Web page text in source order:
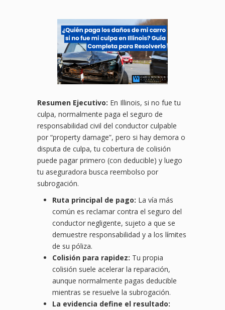
Resumen Ejecutivo: En Illinois, si no fue tu
culpa, normalmente paga el seguro de
responsabilidad civil del conductor culpable
por “property damage”, pero si hay demora o
disputa de culpa, tu cobertura de colisión
puede pagar primero (con deducible) y luego
tu aseguradora busca reembolso por
subrogación.
Ruta principal de pago: La vía más
común es reclamar contra el seguro del
conductor negligente, sujeto a que se
demuestre responsabilidad y a los límites
de su póliza.
Colisión para rapidez: Tu propia
colisión suele acelerar la reparación,
aunque normalmente pagas deducible
mientras se resuelve la subrogación.
La evidencia define el resultado: